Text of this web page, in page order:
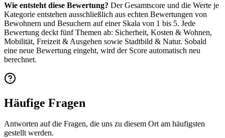
Wie entsteht diese Bewertung? Der Gesamtscore und die Werte je
Kategorie entstehen ausschließlich aus echten Bewertungen von
Bewohnern und Besuchern auf einer Skala von 1 bis 5. Jede
Bewertung deckt fünf Themen ab: Sicherheit, Kosten & Wohnen,
Mobilität, Freizeit & Ausgehen sowie Stadtbild & Natur. Sobald
eine neue Bewertung eingeht, wird der Score automatisch neu
berechnet.
Häufige Fragen
Antworten auf die Fragen, die uns zu diesem Ort am häufigsten
gestellt werden.